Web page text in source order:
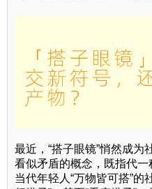
最近，“搭子眼镜”悄然成为
看似矛盾的概念，既指代
当代年轻人“万物皆可搭”